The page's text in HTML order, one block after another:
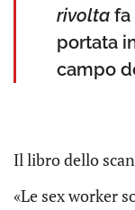
rivolta fa
portata
campo
Il libro dello
«Le sex worker